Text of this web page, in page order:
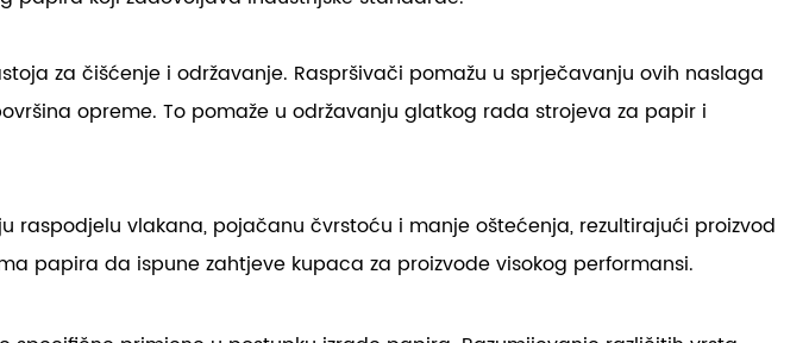
za čišćenje i održavanje. Raspršivači pomažu u sprječavanju ovih naslaga
opreme. To pomaže u održavanju glatkog rada strojeva za papir i
vlakana, pojačanu čvrstoću i manje oštećenja, rezultirajući proizvod
papira da ispune zahtjeve kupaca za proizvode visokog performansi.